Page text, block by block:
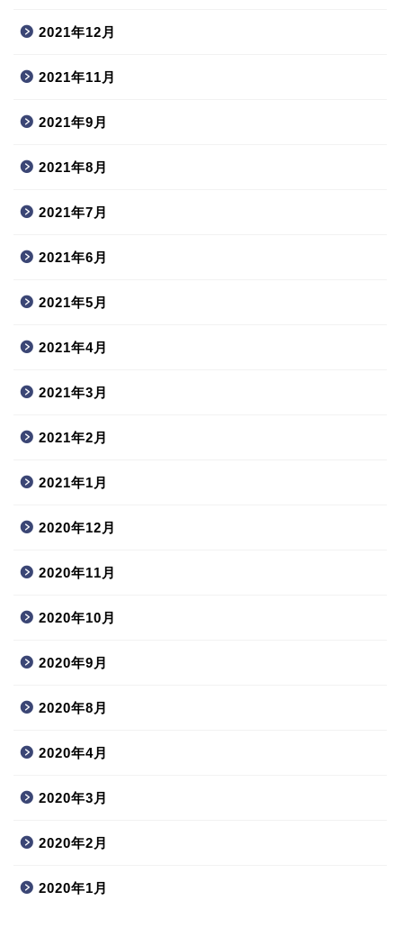
2021年12月
2021年11月
2021年9月
2021年8月
2021年7月
2021年6月
2021年5月
2021年4月
2021年3月
2021年2月
2021年1月
2020年12月
2020年11月
2020年10月
2020年9月
2020年8月
2020年4月
2020年3月
2020年2月
2020年1月